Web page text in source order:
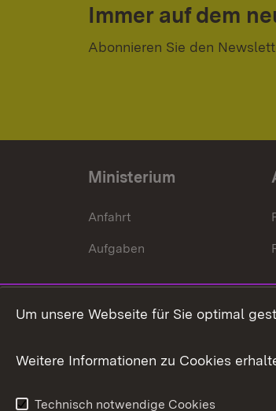
Immer auf dem
Abonnieren Sie den
Ministerium
Anfahrt
Aufgaben
Um unsere Webseite für Sie optimal
Weitere Informationen zu Cookies
Technisch notwendige Cookies